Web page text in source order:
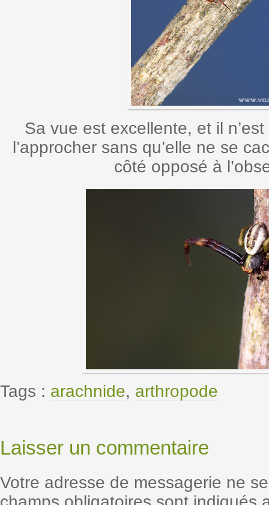
Sa vue est excellente, et il
l’approcher sans qu’elle ne se
côté opposé à
Tags : arachnide, arthropode
Laisser un commentaire
Votre adresse de messagerie ne